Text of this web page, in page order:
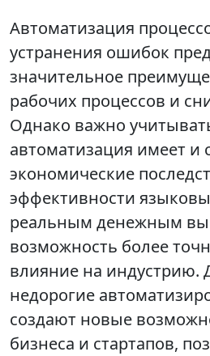
Автоматизация
устранения ошибок
значительное
рабочих процессов и
Однако важно
автоматизация имеет и
экономические
эффективности
реальным денежным
возможность более
влияние на индустрию.
недорогие
создают новые
бизнеса и стартапов,